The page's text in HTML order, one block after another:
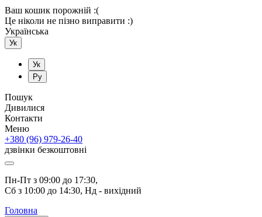
Ваш кошик порожній :(
Це ніколи не пізно виправити :)
Українська
Ук
Ук
Ру
Пошук
Дивилися
Контакти
Меню
+380 (96) 979-26-40
дзвінки безкоштовні
Пн-Пт з 09:00 до 17:30,
Сб з 10:00 до 14:30, Нд - вихідний
Головна